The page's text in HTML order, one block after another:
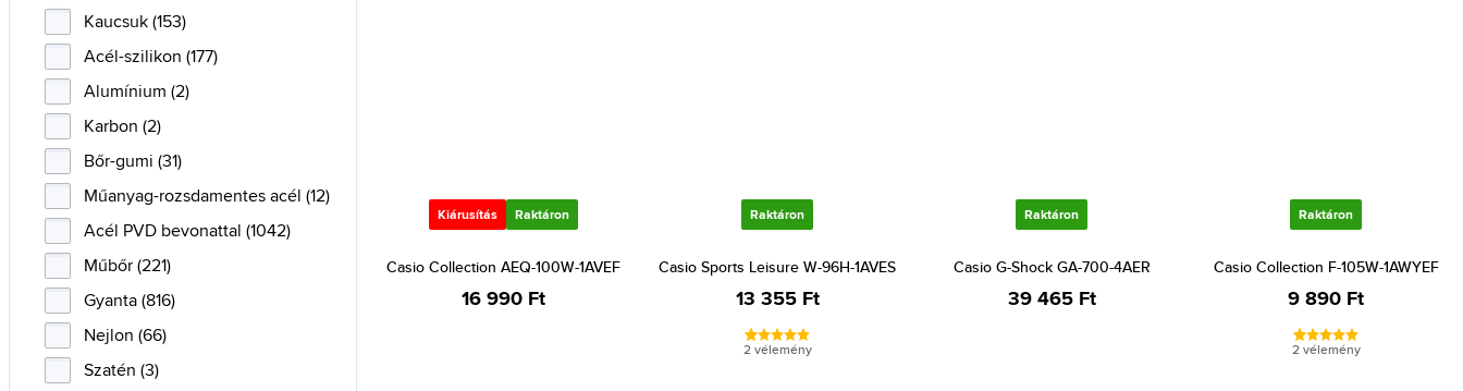
Kiárusítás Raktáron
Casio Collection AEQ-100W-1AVEF
16 990 Ft
Raktáron
Casio Sports Leisure W-96H-1AVES
13 355 Ft
2 vélemény
Raktáron
Casio G-Shock GA-700-4AER
39 465 Ft
Raktáron
Casio Collection F-105W-1AWYEF
9 890 Ft
2 vélemény
Tommy Hilfiger (17)
Tommy Jeans (7)
Victorinox (4)
Wenger (10)
Kaucsuk (153)
Acél-szilikon (177)
Alumínium (2)
Karbon (2)
Bőr-gumi (31)
Műanyag-rozsdamentes acél (12)
Acél PVD bevonattal (1042)
Műbőr (221)
Gyanta (816)
Nejlon (66)
Szatén (3)